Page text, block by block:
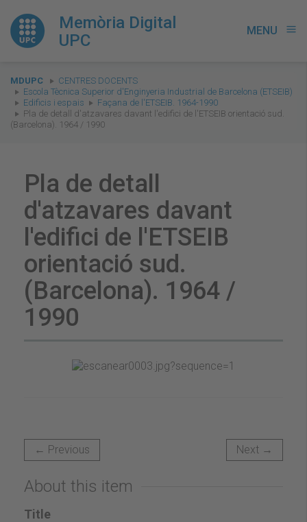
Memòria Digital
UPC
MENU menu
You
are
here:
MDUPC
CENTRES DOCENTS
Escola Tècnica Superior d'Enginyeria Industrial de Barcelona (ETSEIB)
Edificis i espais
Façana de l'ETSEIB. 1964-1990
Pla de detall d'atzavares davant l'edifici de l'ETSEIB orientació sud.
(Barcelona). 1964 / 1990
Pla de detall
d'atzavares davant
l'edifici de l'ETSEIB
orientació sud.
(Barcelona). 1964 /
1990
← Previous Next →
About this item
Title